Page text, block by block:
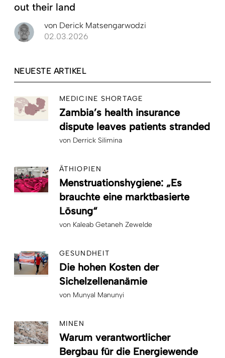
out their land
von Derick Matsengarwodzi
02.03.2026
NEUESTE ARTIKEL
MEDICINE SHORTAGE
Zambia’s health insurance
dispute leaves patients stranded
von Derrick Silimina
ÄTHIOPIEN
Menstruationshygiene: „Es
brauchte eine marktbasierte
Lösung“
von Kaleab Getaneh Zewelde
GESUNDHEIT
Die hohen Kosten der
Sichelzellenanämie
von Munyal Manunyi
MINEN
Warum verantwortlicher
Bergbau für die Energiewende